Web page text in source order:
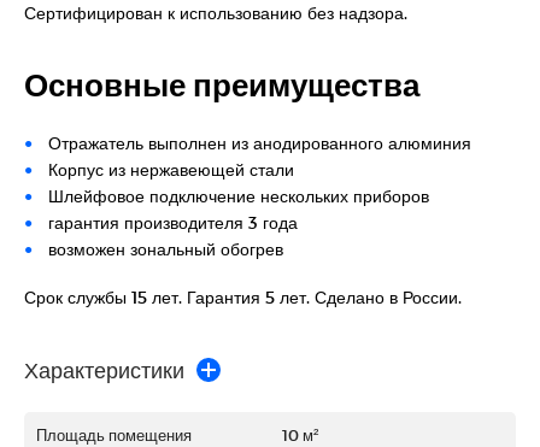
Сертифицирован к использованию без надзора.
Основные преимущества
Отражатель выполнен из анодированного алюминия
Корпус из нержавеющей стали
Шлейфовое подключение нескольких приборов
гарантия производителя 3 года
возможен зональный обогрев
Срок службы 15 лет. Гарантия 5 лет. Сделано в России.
Характеристики
Площадь помещения 10 м²